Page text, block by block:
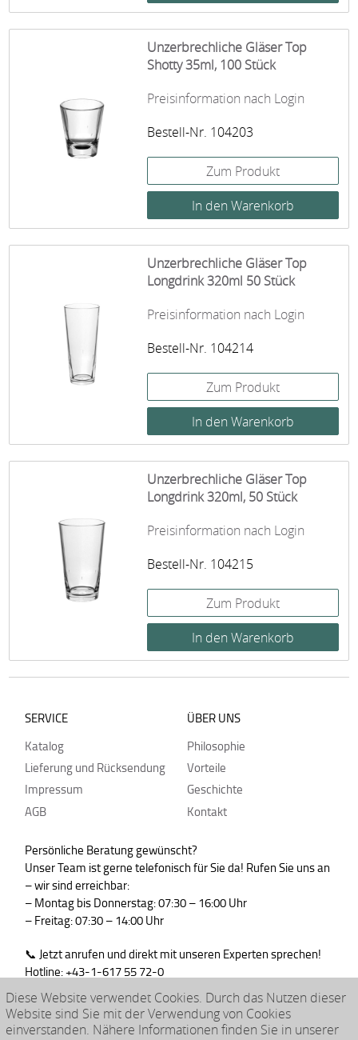
Unzerbrechliche Gläser Top
Shotty 35ml, 100 Stück
Preisinformation nach Login
Bestell-Nr. 104203
Zum Produkt
Unzerbrechliche Gläser Top
Longdrink 320ml 50 Stück
Preisinformation nach Login
Bestell-Nr. 104214
Zum Produkt
Unzerbrechliche Gläser Top
Longdrink 320ml, 50 Stück
Preisinformation nach Login
Bestell-Nr. 104215
Zum Produkt
SERVICE
Katalog
Lieferung und Rücksendung
Impressum
AGB
ÜBER UNS
Philosophie
Vorteile
Geschichte
Kontakt
Persönliche Beratung gewünscht?
Unser Team ist gerne telefonisch für Sie da! Rufen Sie uns an
– wir sind erreichbar:
– Montag bis Donnerstag: 07:30 – 16:00 Uhr
– Freitag: 07:30 – 14:00 Uhr
📞 Jetzt anrufen und direkt mit unseren Experten sprechen!
Hotline: +43-1-617 55 72-0
Diese Website verwendet Cookies. Durch das Nutzen dieser
Website sind Sie mit der Verwendung von Cookies
einverstanden. Nähere Informationen finden Sie in unserer